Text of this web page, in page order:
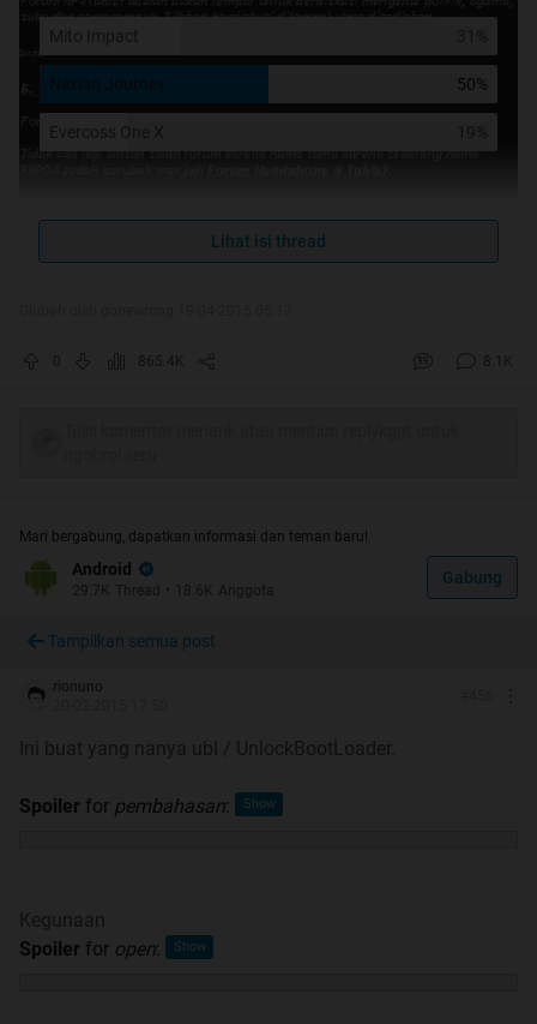
Mito Impact
Nexian Journey 50%
Evercoss One X
Lihat isi thread
0 865.4K 8.1K
Mari bergabung, dapatkan informasi dan teman baru!
Android
29.7K Thread • 18.6K Anggota
Gabung
Tampilkan semua post
rionuno
Ini buat yang nanya ubl / UnlockBootLoader.
Spoiler for pembahasan:
Kegunaan
Spoiler for open: